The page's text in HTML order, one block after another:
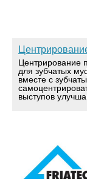
Центрирование
для зубчатых
вместе с
выступов